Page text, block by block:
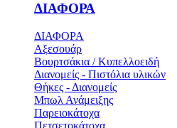
ΔΙΑΦΟΡΑ
ΔΙΑΦΟΡΑ
Αξεσουάρ
Βουρτσάκια / Κυπελλοειδή
Διανομείς - Πιστόλια υλικών
Θήκες - Διανομείς
Μπωλ Ανάμειξης
Παρειοκάτοχα
Πετσετοκάτοχα